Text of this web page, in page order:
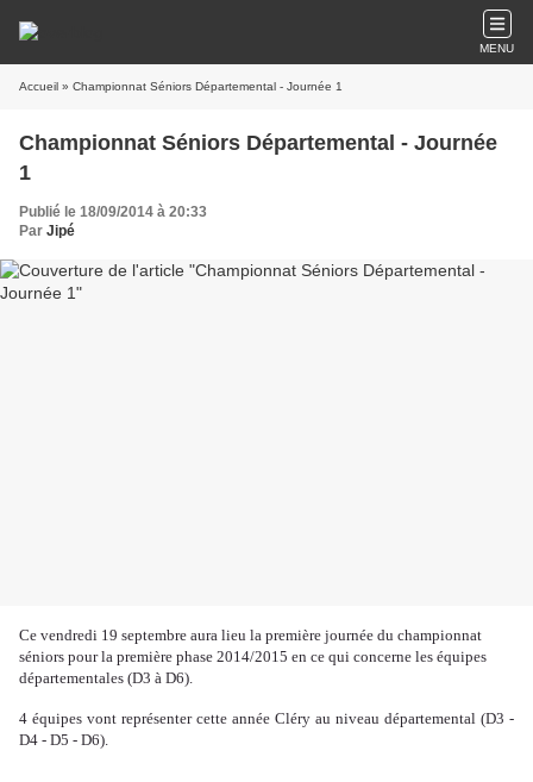
MENU
Accueil » Championnat Séniors Départemental - Journée 1
Championnat Séniors Départemental - Journée
1
Publié le 18/09/2014 à 20:33
Par Jipé
Ce vendredi 19 septembre aura lieu la première journée du championnat
séniors pour la première phase 2014/2015 en ce qui concerne les équipes
départementales (D3 à D6).
4 équipes vont représenter cette année Cléry au niveau départemental (D3 -
D4 - D5 - D6).